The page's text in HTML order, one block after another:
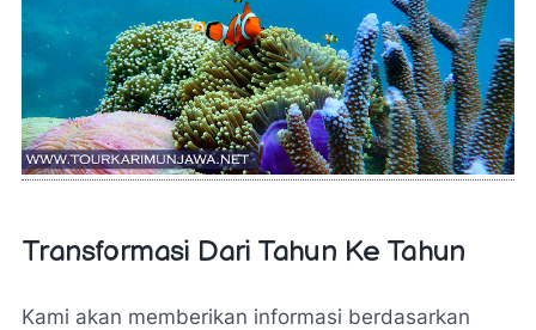
Transformasi Dari Tahun Ke Tahun
Kami akan memberikan informasi berdasarkan